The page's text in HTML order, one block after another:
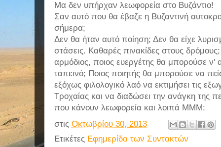
Μα δεν υπήρχαν λεωφορεία στο Βυζάντιο!
Σαν αυτό που θα έβαζε η Βυζαντινή
σήμερα;
Δεν θα ήταν αυτό ποίηση; Δεν θα είχε
στάσεις. Καθαρές πινακίδες στους
αρμόδιος, ποιος ευεργέτης θα μπορούσε ν'
ταπεινό; Ποιος ποιητής θα μπορούσε να
εξόχως φιλολογικό λαό να εκτιμήσει τις
Τροχαίας και να διαδώσει την ανάγκη της
που κάνουν λεωφορεία και λοιπά ΜΜΜ;
στις Οκτωβρίου 30, 2013
Ετικέτες Εφημερίδα των Συντακτών